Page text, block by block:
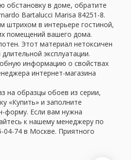
обстановку в доме, обратите
Bartalucci Marisa 84251-8.
штрихом в интерьере гостиной,
помещений вашего дома.
Этот материал нетоксичен
эксплуатации.
информацию о свойствах
интернет-магазина
на образцы обоев из серии,
«Купить» и заполните
форму. Если вам нужна
к нашему менеджеру по
04-74 в Москве. Приятного